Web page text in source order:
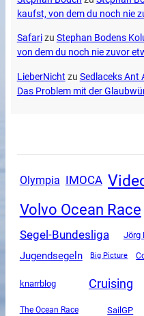
kaufst, von dem du noch nie
Safarizu Stephan Bodens
von dem du noch nie zuvor
LieberNicht zu Sedlaceks Ant
Das Problem mit der
Olympia IMOCA
Volvo Ocean Race
Segel-Bundesliga Jörg
Jugendsegeln Big Picture
knarrblog Cruising
The Ocean Race SailGP